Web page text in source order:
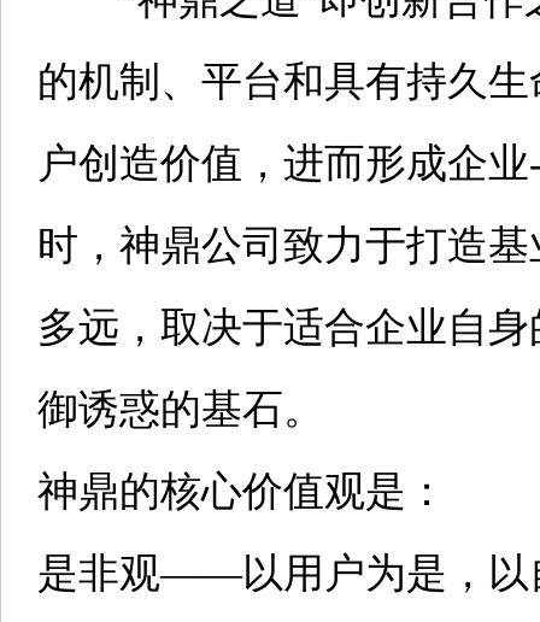
的机制、平台和具有持久
户创造价值，进而形成企
时，神鼎公司致力于打造
多远，取决于适合企业自
御诱惑的基石。
神鼎的核心价值观是：
是非观——以用户为是，以